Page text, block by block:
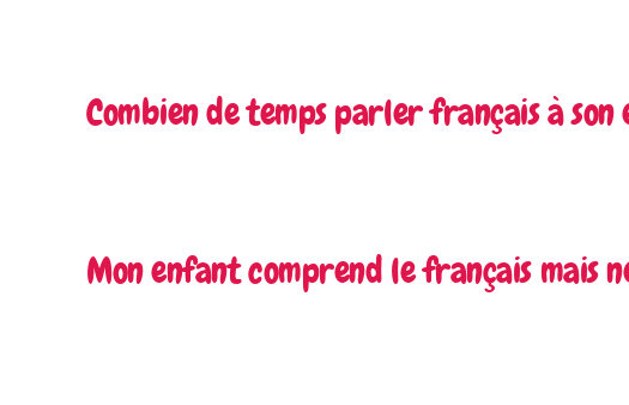
Combien de temps parler français à
Mon enfant comprend le français mais